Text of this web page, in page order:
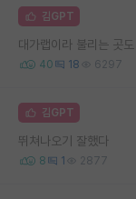
김GPT
대가랩이라 불리는 곳
40 18 6297
김GPT
뛰쳐나오기 잘했다
8 1 2877